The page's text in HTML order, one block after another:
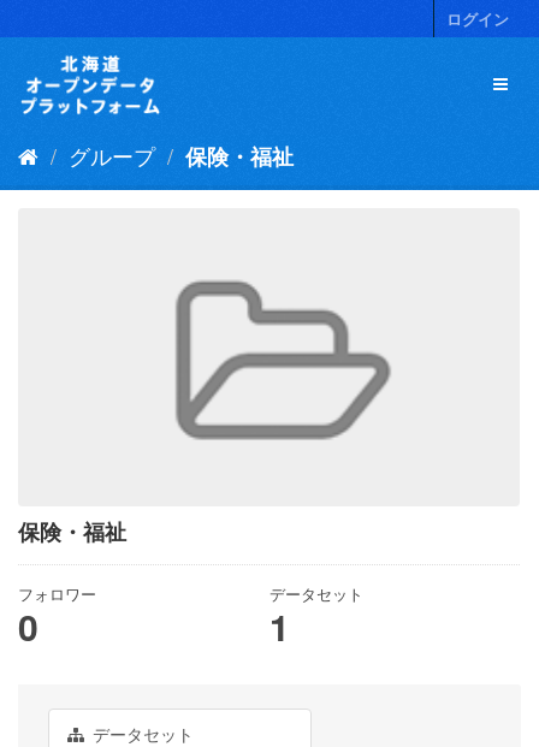
キ
ログイン
グループ 保険・福祉
保険・福祉
フォロワー
0
データセット
1
データセット